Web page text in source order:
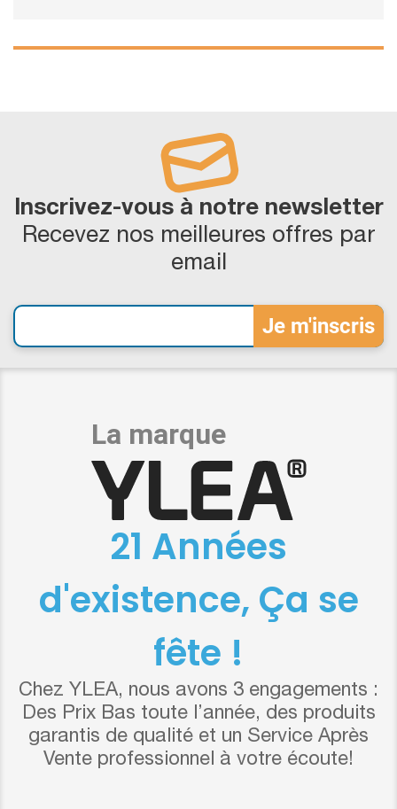
Inscrivez-vous à notre newsletter
Recevez nos meilleures offres par
email
21 Années
d'existence, Ça se
fête !
Chez YLEA, nous avons 3 engagements :
Des Prix Bas toute l’année, des produits
garantis de qualité et un Service Après
Vente professionnel à votre écoute!